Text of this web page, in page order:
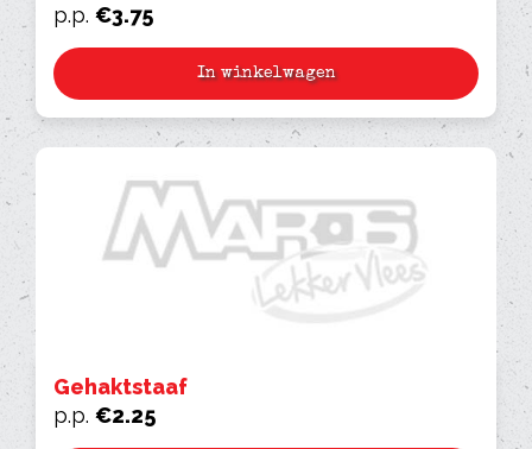
p.p. €3.75
In winkelwagen
Gehaktstaaf
p.p. €2.25